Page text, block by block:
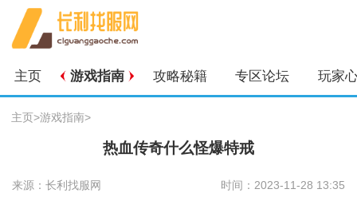
主页 游戏指南 攻略秘籍 专区论坛 玩家
主页>游戏指南>
热血传奇什么怪爆特戒
来源：长利找服网 时间：2023-11-28 13:35